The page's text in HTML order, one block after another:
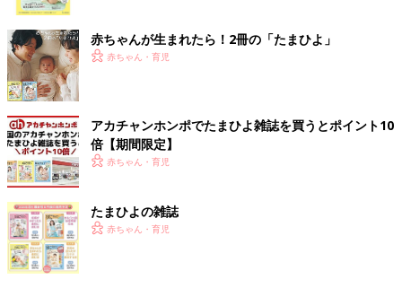
赤ちゃんが生まれたら！2冊の「たまひよ」
赤ちゃん・育児
アカチャンホンポでたまひよ雑誌を買うとポイント10
倍【期間限定】
赤ちゃん・育児
たまひよの雑誌
赤ちゃん・育児